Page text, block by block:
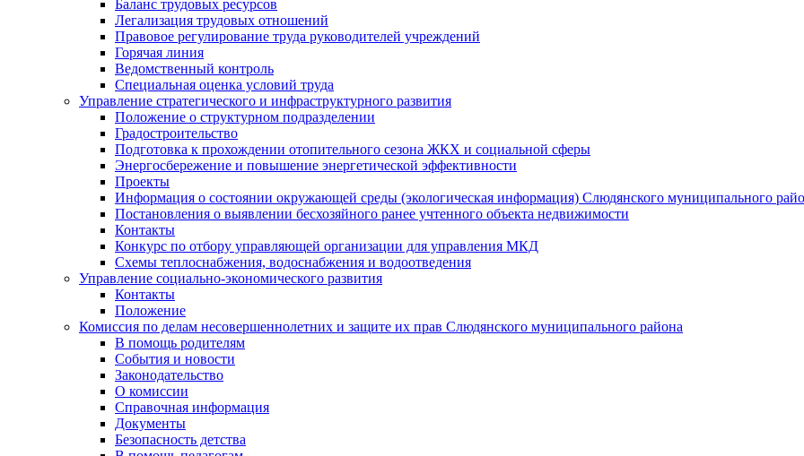
Баланс трудовых ресурсов
Легализация трудовых отношений
Правовое регулирование труда руководителей учреждений
Горячая линия
Ведомственный контроль
Специальная оценка условий труда
Управление стратегического и инфраструктурного развития
Положение о структурном подразделении
Градостроительство
Подготовка к прохождении отопительного сезона ЖКХ и социальной сферы
Энергосбережение и повышение энергетической эффективности
Проекты
Информация о состоянии окружающей среды (экологическая информация) Слюдянского муниципального
Постановления о выявлении бесхозяйного ранее учтенного объекта недвижимости
Контакты
Конкурс по отбору управляющей организации для управления МКД
Схемы теплоснабжения, водоснабжения и водоотведения
Управление социально-экономического развития
Контакты
Положение
Комиссия по делам несовершеннолетних и защите их прав Слюдянского муниципального района
В помощь родителям
События и новости
Законодательство
О комиссии
Справочная информация
Документы
Безопасность детства